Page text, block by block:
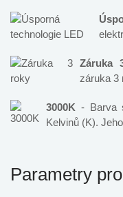
Záruka
záruka 3
3000K - Barva
Kelvinů (K).
Parametry